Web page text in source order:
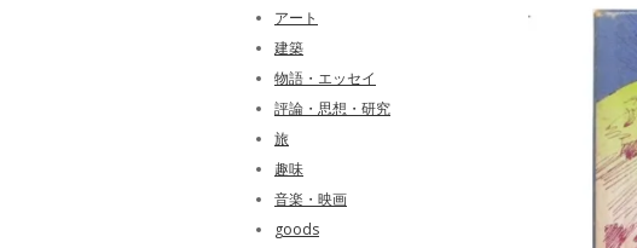
アート
建築
物語・エッセイ
評論・思想・研究
旅
趣味
音楽・映画
goods